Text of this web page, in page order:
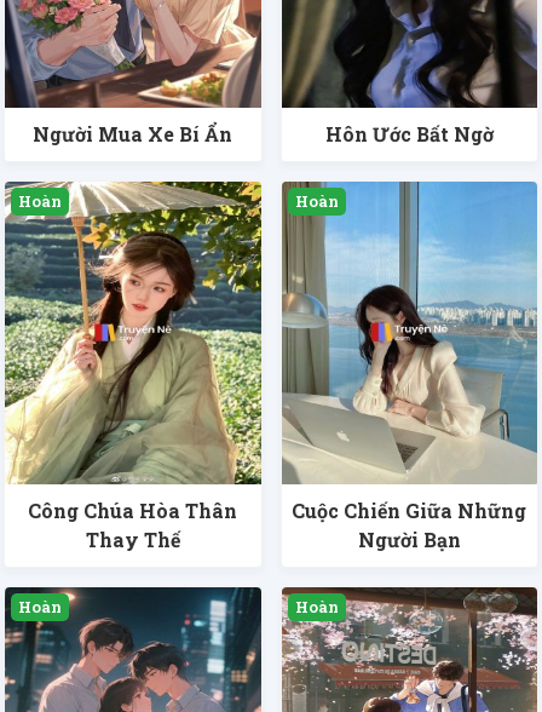
Người Mua Xe Bí Ẩn Hôn Ước Bất Ngờ
Công Chúa Hòa Thân
Thay Thế
Cuộc Chiến Giữa Những
Người Bạn